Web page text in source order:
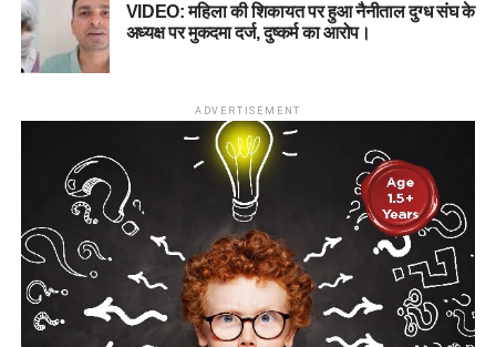
VIDEO: महिला की शिकायत पर हुआ नैनीताल दुग्ध संघ के
अध्यक्ष पर मुकदमा दर्ज, दुष्कर्म का आरोप।
ADVERTISEMENT